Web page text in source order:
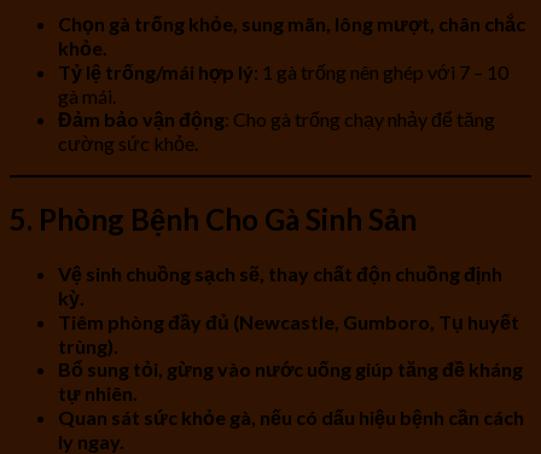
Chọn gà trống khỏe, sung mãn, lông mượt, chân chắc
khỏe.
Tỷ lệ trống/mái hợp lý: 1 gà trống nên ghép với 7 – 10
gà mái.
Đảm bảo vận động: Cho gà trống chạy nhảy để tăng
cường sức khỏe.
5. Phòng Bệnh Cho Gà Sinh Sản
Vệ sinh chuồng sạch sẽ, thay chất độn chuồng định
kỳ.
Tiêm phòng đầy đủ (Newcastle, Gumboro, Tụ huyết
trùng).
Bổ sung tỏi, gừng vào nước uống giúp tăng đề kháng
tự nhiên.
Quan sát sức khỏe gà, nếu có dấu hiệu bệnh cần cách
ly ngay.